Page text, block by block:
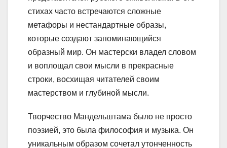
стихах часто встречаются сложные
метафоры и нестандартные образы,
которые создают запоминающийся
образный мир. Он мастерски владел словом
и воплощал свои мысли в прекрасные
строки, восхищая читателей своим
мастерством и глубиной мысли.
Творчество Мандельштама было не просто
поэзией, это была философия и музыка. Он
уникальным образом сочетал утонченность